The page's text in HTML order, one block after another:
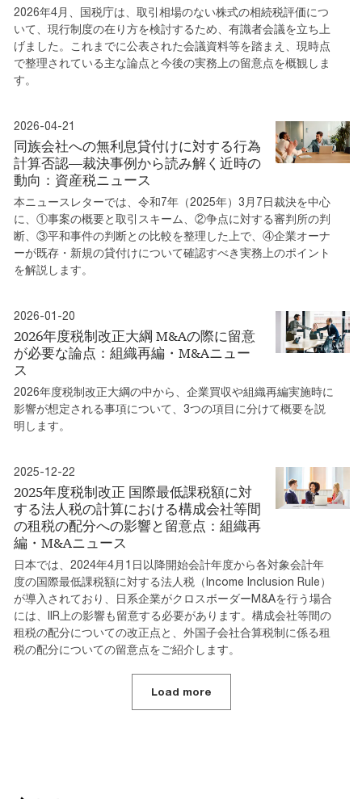
2026年4月、国税庁は、取引相場のない株式の相続税評価につ
いて、現行制度の在り方を検討するため、有識者会議を立ち上
げました。これまでに公表された会議資料等を踏まえ、現時点
で整理されている主な論点と今後の実務上の留意点を概観しま
す。
2026-04-21
同族会社への無利息貸付けに対する行為
計算否認―裁決事例から読み解く近時の
動向：資産税ニュース
本ニュースレターでは、令和7年（2025年）3月7日裁決を中心
に、①事案の概要と取引スキーム、②争点に対する審判所の判
断、③平和事件の判断との比較を整理した上で、④企業オーナ
ーが既存・新規の貸付けについて確認すべき実務上のポイント
を解説します。
2026-01-20
2026年度税制改正大綱 M&Aの際に留意
が必要な論点：組織再編・M&Aニュー
ス
2026年度税制改正大綱の中から、企業買収や組織再編実施時に
影響が想定される事項について、3つの項目に分けて概要を説
明します。
2025-12-22
2025年度税制改正 国際最低課税額に対
する法人税の計算における構成会社等間
の租税の配分への影響と留意点：組織再
編・M&Aニュース
日本では、2024年4月1日以降開始会計年度から各対象会計年
度の国際最低課税額に対する法人税（Income Inclusion Rule）
が導入されており、日系企業がクロスボーダーM&Aを行う場合
には、IIR上の影響も留意する必要があります。構成会社等間の
租税の配分についての改正点と、外国子会社合算税制に係る租
税の配分についての留意点をご紹介します。
Load more